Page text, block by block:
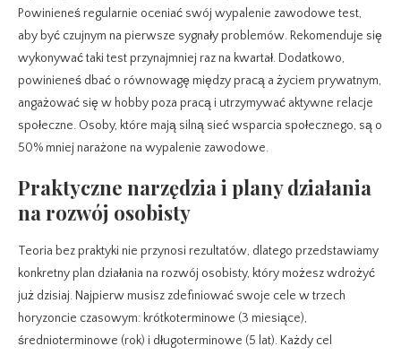
Powinieneś regularnie oceniać swój wypalenie zawodowe test,
aby być czujnym na pierwsze sygnały problemów. Rekomenduje się
wykonywać taki test przynajmniej raz na kwartał. Dodatkowo,
powinieneś dbać o równowagę między pracą a życiem prywatnym,
angażować się w hobby poza pracą i utrzymywać aktywne relacje
społeczne. Osoby, które mają silną sieć wsparcia społecznego, są o
50% mniej narażone na wypalenie zawodowe.
Praktyczne narzędzia i plany działania
na rozwój osobisty
Teoria bez praktyki nie przynosi rezultatów, dlatego przedstawiamy
konkretny plan działania na rozwój osobisty, który możesz wdrożyć
już dzisiaj. Najpierw musisz zdefiniować swoje cele w trzech
horyzoncie czasowym: krótkoterminowe (3 miesiące),
średnioterminowe (rok) i długoterminowe (5 lat). Każdy cel